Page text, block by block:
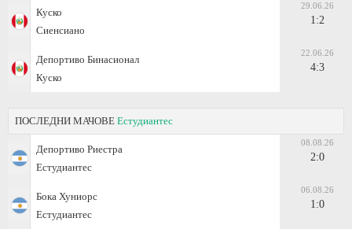
Куско
Сиенсиано
29.06.26
1:2
Депортиво Бинасионал
Куско
22.06.26
4:3
ПОСЛЕДНИ МАЧОВЕ Естудиантес
Депортиво Риестра
Естудиантес
08.08.26
2:0
Бока Хуниорс
Естудиантес
06.08.26
1:0